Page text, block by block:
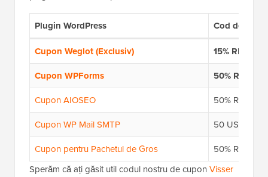
Plugin WordPress
Cod de
Cupon Weglot (Exclusiv)
15%
Cupon WPForms
50%
Cupon AIOSEO
50%
Cupon WP Mail SMTP
50 USD
Cupon pentru Pachetul de Gros
50%
Sperăm că ați găsit util codul nostru de cupon Visser